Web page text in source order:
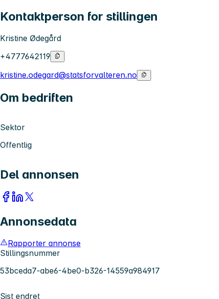
Kontaktperson for stillingen
Kristine Ødegård
+4777642119
kristine.odegard@statsforvalteren.no
Om bedriften
Sektor
Offentlig
Del annonsen
Annonsedata
Rapporter annonse
Stillingsnummer
53bceda7-abe6-4be0-b326-14559a984917
Sist endret